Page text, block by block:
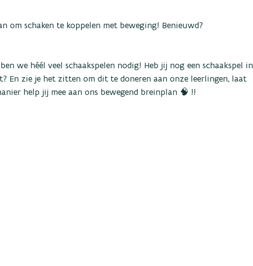
om schaken te koppelen met beweging! Benieuwd?
we héél veel schaakspelen nodig! Heb jij nog een schaakspel in
En zie je het zitten om dit te doneren aan onze leerlingen, laat
help jij mee aan ons bewegend breinplan 🧠 !!